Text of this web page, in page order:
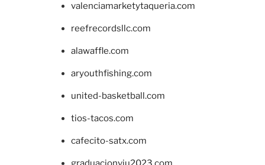
valenciamarketytaqueria.com
reefrecordsllc.com
alawaffle.com
aryouthfishing.com
united-basketball.com
tios-tacos.com
cafecito-satx.com